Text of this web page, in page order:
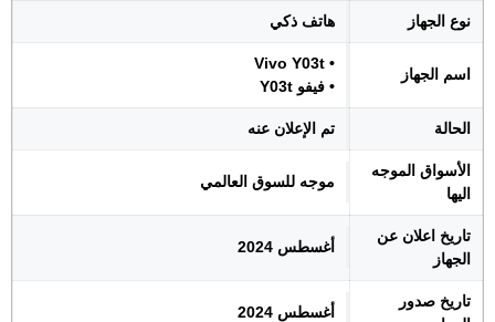
نوع الجهاز هاتف ذكي
اسم الجهاز
• Vivo Y03t
• فيفو Y03t
الحالة تم الإعلان عنه
الأسواق الموجه
اليها
موجه للسوق العالمي
تاريخ اعلان عن
الجهاز
أغسطس 2024
تاريخ صدور
أغسطس 2024